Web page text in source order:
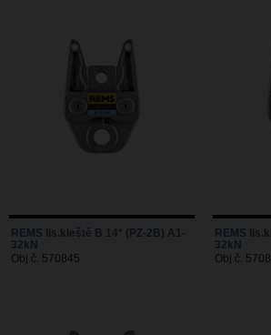
REMS lis.kleště B 14* (PZ-2B) A1-
32kN
Obj.č. 570845
REMS
32kN
Obj.č.